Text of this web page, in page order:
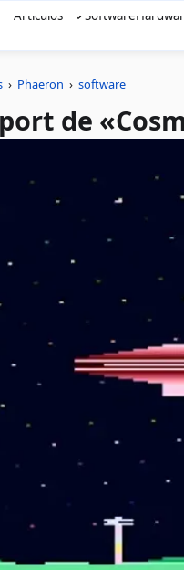
Artículos Software
› Phaeron › software
de